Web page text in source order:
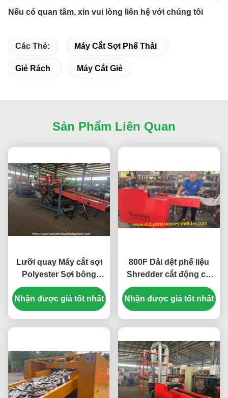
Nếu có quan tâm, xin vui lòng liên hệ với chúng tôi
Các Thẻ: Máy Cắt Sợi Phế Thải
Giẻ Rách Máy Cắt Giẻ
Sản Phẩm Liên Quan
Lưỡi quay Máy cắt sợi
Polyester Sợi bông
Dacron
Nhận được giá tốt nhất
800F Dải dệt phế liệu
Shredder cắt động cơ
7.5KW Máy cắt nhỏ cho
vải nghiền Input
conveyor 1400 * 330mm
Nhận được giá tốt nhất